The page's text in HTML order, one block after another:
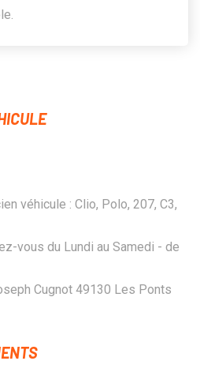
véhicule : Clio, Polo, 207, C3,
vous du Lundi au Samedi - de
Cugnot 49130 Les Ponts